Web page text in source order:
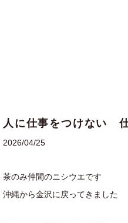
人に仕事をつけない
2026/04/25
茶のみ仲間のニシウエです
沖縄から金沢に戻ってきました